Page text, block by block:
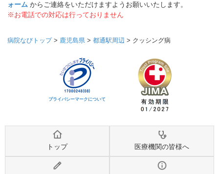
ォーム からご連絡をいただけますようお願いいたします。
※お電話での対応は行っておりません
病院なびトップ> 鹿児島県 > 都通駅周辺 > クッシング病
プライバシーマークについて
トップ 医療機関の皆様へ